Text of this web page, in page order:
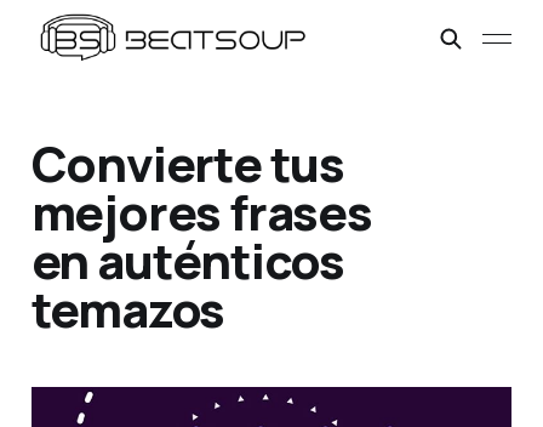
Convierte tus
mejores frases
en auténticos
temazos